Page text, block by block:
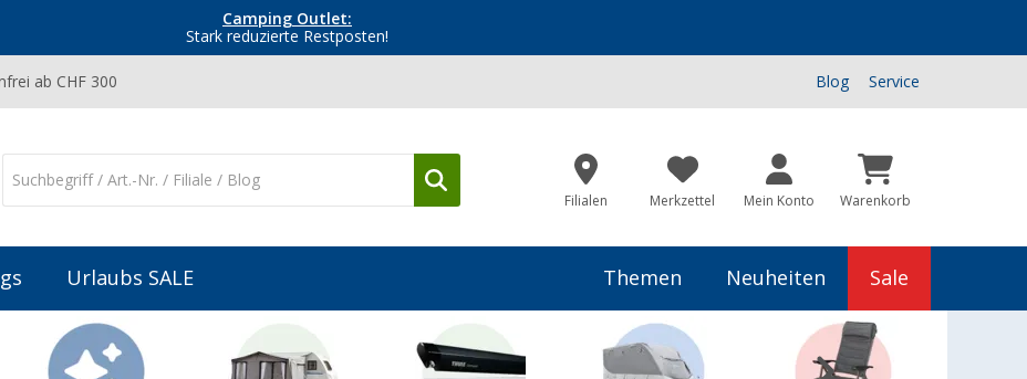
Camping Outlet:
Stark reduzierte Restposten!
ab CHF 300 Blog Service
Filialen Merkzettel Mein Konto Warenkorb
Urlaubs SALE Themen Neuheiten Sale